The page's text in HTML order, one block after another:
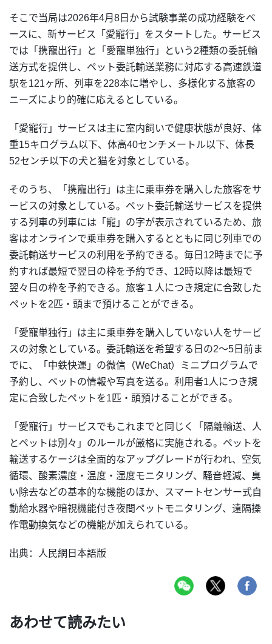
そこで当局は2026年4月8日から試験事業の成功経験をベ
ースに、新サービス「愛寵行」をスタートした。サービス
では「携寵出行」と「愛寵単独行」という2種類の委託輸
送方式を提供し、ペット委託輸送業務に対応する高速鉄道
駅を121ヶ所、列車を228本に増やし、多様化する旅客の
ニーズにより的確に応えるとしている。
「愛寵行」サービスは主に室内飼いで健康状態が良好、体
重15キログラム以下、体高40センチメートル以下、体長
52センチ以下の犬と猫を対象としている。
そのうち、「携寵出行」は主に乗車券を購入した旅客をサ
ービスの対象としている。ペット委託輸送サービスを提供
する列車の列車には「寵」の字が表示されているため、旅
客はオンラインで乗車券を購入するとともに同じ列車での
委託輸送サービスの利用を予約できる。毎日12時までに予
約すれば最短で翌日の枠を予約でき、12時以降は最短で
翌々日の枠を予約できる。旅客１人につき規定に合致した
ペットを2匹・頭まで預けることができる。
「愛寵単独行」は主に乗車券を購入していない人をサービ
スの対象としている。委託輸送を希望する日の2～5日前ま
でに、「中鉄快運」の微信（WeChat）ミニプログラムで
予約し、ペットの情報や写真を送る。利用者1人につき規
定に合致したペットを1匹・頭預けることができる。
「愛寵行」サービスでもこれまでと同じく「隔離輸送、人
とペットは別々」のルールが厳格に実施される。ペットを
輸送するケージは全面的なアップグレードが行われ、空気
循環、酸素濃度・温度・湿度モニタリング、騒音軽減、臭
い除去などの基本的な機能のほか、スマートセンサー式自
動給水器や暗視機能付き夜間ペットモニタリング、遠隔操
作電動換気などの機能が加えられている。
出典：人民網日本語版
あわせて読みたい